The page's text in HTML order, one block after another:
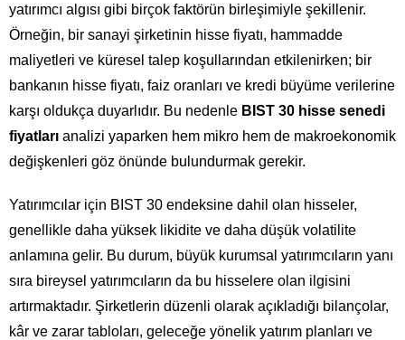
yatırımcı algısı gibi birçok faktörün birleşimiyle şekillenir.
Örneğin, bir sanayi şirketinin hisse fiyatı, hammadde
maliyetleri ve küresel talep koşullarından etkilenirken; bir
bankanın hisse fiyatı, faiz oranları ve kredi büyüme verilerine
karşı oldukça duyarlıdır. Bu nedenle BIST 30 hisse senedi
fiyatları analizi yaparken hem mikro hem de makroekonomik
değişkenleri göz önünde bulundurmak gerekir.
Yatırımcılar için BIST 30 endeksine dahil olan hisseler,
genellikle daha yüksek likidite ve daha düşük volatilite
anlamına gelir. Bu durum, büyük kurumsal yatırımcıların yanı
sıra bireysel yatırımcıların da bu hisselere olan ilgisini
artırmaktadır. Şirketlerin düzenli olarak açıkladığı bilançolar,
kâr ve zarar tabloları, geleceğe yönelik yatırım planları ve